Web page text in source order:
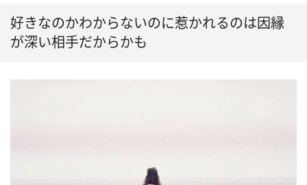
好きなのかわからないのに惹かれるのは因縁
が深い相手だからかも